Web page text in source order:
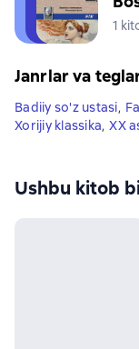
1
Janrlar va
Badiiy so'z ustasi,
Xorijiy klassika, XX
Ushbu kitob